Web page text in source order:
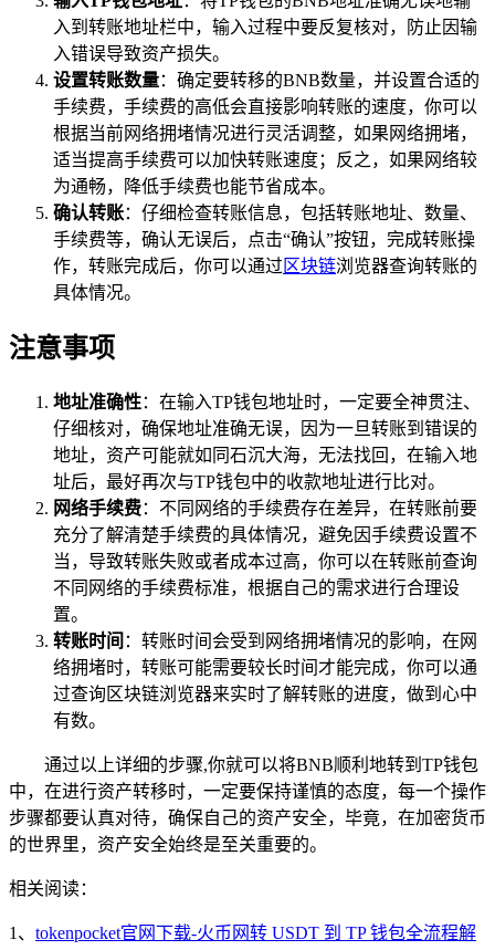
入到转账地址栏中，输入过程中要反复核对，防止因输
入错误导致资产损失。
设置转账数量：确定要转移的BNB数量，并设置合适的
手续费，手续费的高低会直接影响转账的速度，你可以
根据当前网络拥堵情况进行灵活调整，如果网络拥堵，
适当提高手续费可以加快转账速度；反之，如果网络较
为通畅，降低手续费也能节省成本。
确认转账：仔细检查转账信息，包括转账地址、数量、
手续费等，确认无误后，点击“确认”按钮，完成转账操
作，转账完成后，你可以通过区块链浏览器查询转账的
具体情况。
注意事项
地址准确性：在输入TP钱包地址时，一定要全神贯注、
仔细核对，确保地址准确无误，因为一旦转账到错误的
地址，资产可能就如同石沉大海，无法找回，在输入地
址后，最好再次与TP钱包中的收款地址进行比对。
网络手续费：不同网络的手续费存在差异，在转账前要
充分了解清楚手续费的具体情况，避免因手续费设置不
当，导致转账失败或者成本过高，你可以在转账前查询
不同网络的手续费标准，根据自己的需求进行合理设
置。
转账时间 ：转账时间会受到网络拥堵情况的影响，在网
络拥堵时，转账可能需要较长时间才能完成，你可以通
过查询区块链浏览器来实时了解转账的进度，做到心中
有数。
通过以上详细的步骤,你就可以将BNB顺利地转到TP钱包
中，在进行资产转移时，一定要保持谨慎的态度，每一个操作
步骤都要认真对待，确保自己的资产安全，毕竟，在加密货币
的世界里，资产安全始终是至关重要的。
相关阅读：
1、 tokenpocket官网下载-火币网转 USDT 到 TP 钱包全流程解